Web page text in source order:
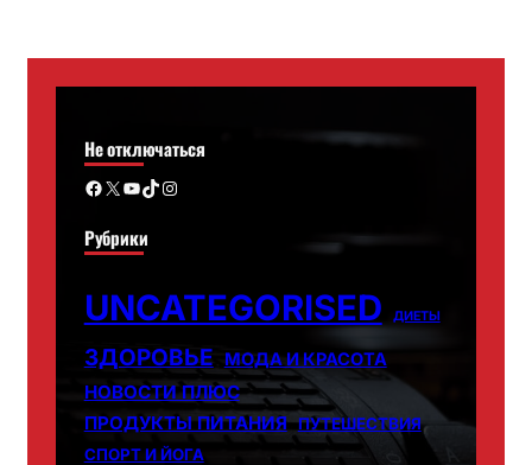
Не отключаться
Facebook X YouTube TikTok Instagram
Рубрики
UNCATEGORISED ДИЕТЫ
ЗДОРОВЬЕ МОДА И КРАСОТА
НОВОСТИ ПЛЮС
ПРОДУКТЫ ПИТАНИЯ ПУТЕШЕСТВИЯ
СПОРТ И ЙОГА